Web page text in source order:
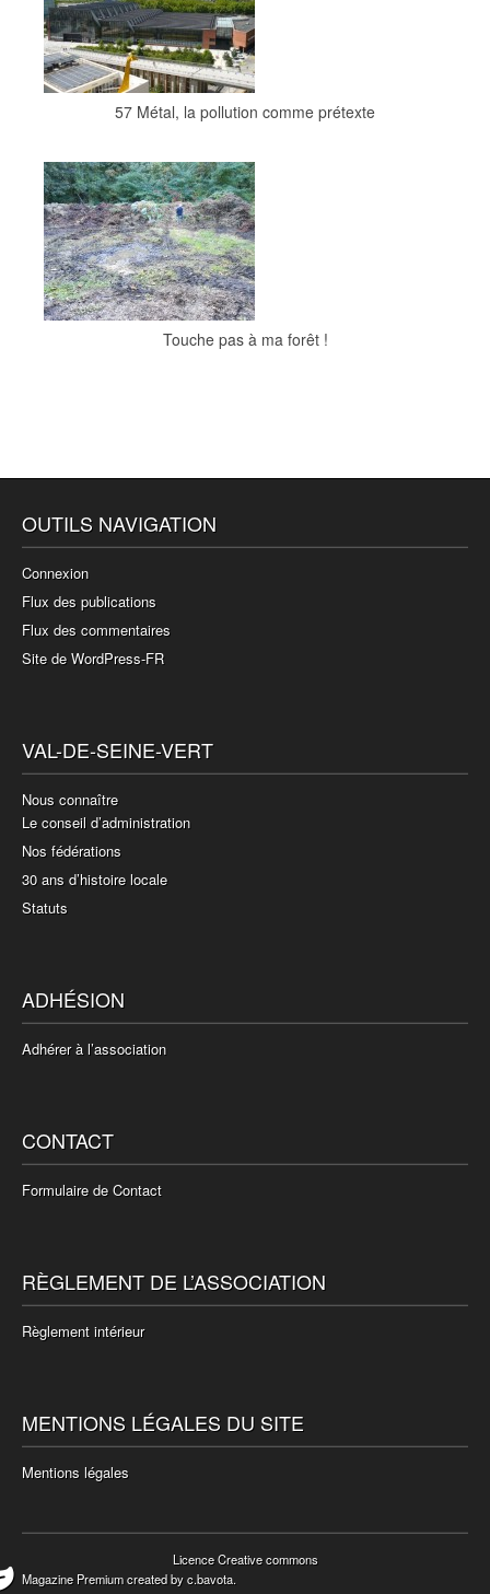
57 Métal, la pollution comme prétexte
Touche pas à ma forêt !
OUTILS NAVIGATION
Connexion
Flux des publications
Flux des commentaires
Site de WordPress-FR
VAL-DE-SEINE-VERT
Nous connaître
Le conseil d’administration
Nos fédérations
30 ans d’histoire locale
Statuts
ADHÉSION
Adhérer à l’association
CONTACT
Formulaire de Contact
RÈGLEMENT DE L’ASSOCIATION
Règlement intérieur
MENTIONS LÉGALES DU SITE
Mentions légales
Licence Creative commons
Magazine Premiumcreated byc.bavota.